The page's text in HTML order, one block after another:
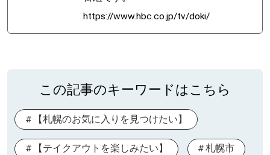
https://www.hbc.co.jp/tv/doki/
この記事のキーワードはこちら
【札幌のお気に入りを見つけたい】
【テイクアウトを楽しみたい】 札幌市